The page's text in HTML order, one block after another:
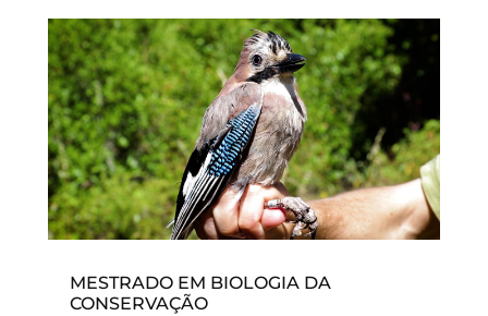
MESTRADO EM BIOLOGIA DA
CONSERVAÇÃO